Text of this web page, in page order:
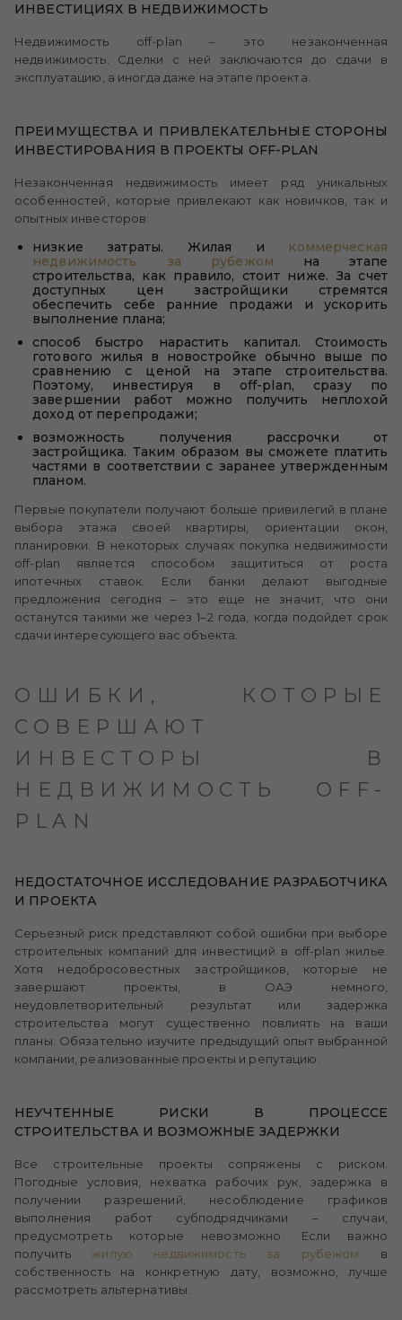
ИНВЕСТИЦИЯХ В НЕДВИЖИМОСТЬ
Недвижимость off-plan – это незаконченная
недвижимость. Сделки с ней заключаются до сдачи в
эксплуатацию, а иногда даже на этапе проекта.
ПРЕИМУЩЕСТВА И ПРИВЛЕКАТЕЛЬНЫЕ СТОРОНЫ
ИНВЕСТИРОВАНИЯ В ПРОЕКТЫ OFF-PLAN
Незаконченная недвижимость имеет ряд уникальных
особенностей, которые привлекают как новичков, так и
опытных инвесторов:
низкие затраты. Жилая и коммерческая
недвижимость за рубежом на этапе
строительства, как правило, стоит ниже. За счет
доступных цен застройщики стремятся
обеспечить себе ранние продажи и ускорить
выполнение плана;
способ быстро нарастить капитал. Стоимость
готового жилья в новостройке обычно выше по
сравнению с ценой на этапе строительства.
Поэтому, инвестируя в off-plan, сразу по
завершении работ можно получить неплохой
доход от перепродажи;
возможность получения рассрочки от
застройщика. Таким образом вы сможете платить
частями в соответствии с заранее утвержденным
планом.
Первые покупатели получают больше привилегий в плане
выбора этажа своей квартиры, ориентации окон,
планировки. В некоторых случаях покупка недвижимости
off-plan является способом защититься от роста
ипотечных ставок. Если банки делают выгодные
предложения сегодня – это еще не значит, что они
останутся такими же через 1–2 года, когда подойдет срок
сдачи интересующего вас объекта.
ОШИБКИ, КОТОРЫЕ
СОВЕРШАЮТ
ИНВЕСТОРЫ В
НЕДВИЖИМОСТЬ OFF-
PLAN
НЕДОСТАТОЧНОЕ ИССЛЕДОВАНИЕ РАЗРАБОТЧИКА
И ПРОЕКТА
Серьезный риск представляют собой ошибки при выборе
строительных компаний для инвестиций в off-plan жилье.
Хотя недобросовестных застройщиков, которые не
завершают проекты, в ОАЭ немного,
неудовлетворительный результат или задержка
строительства могут существенно повлиять на ваши
планы. Обязательно изучите предыдущий опыт выбранной
компании, реализованные проекты и репутацию.
НЕУЧТЕННЫЕ РИСКИ В ПРОЦЕССЕ
СТРОИТЕЛЬСТВА И ВОЗМОЖНЫЕ ЗАДЕРЖКИ
Все строительные проекты сопряжены с риском.
Погодные условия, нехватка рабочих рук, задержка в
получении разрешений, несоблюдение графиков
выполнения работ субподрядчиками – случаи,
предусмотреть которые невозможно. Если важно
получить жилую недвижимость за рубежом в
собственность на конкретную дату, возможно, лучше
рассмотреть альтернативы.